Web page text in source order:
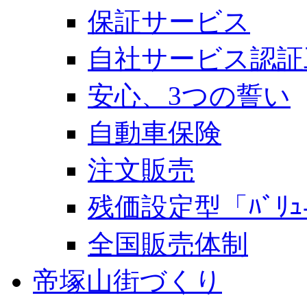
保証サービス
自社サービス認
安心、3つの誓い
自動車保険
注文販売
残価設定型「ﾊﾞﾘ
全国販売体制
帝塚山街づくり